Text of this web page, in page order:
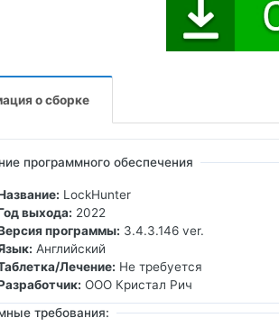
о сборке
программного обеспечения
LockHunter
выхода: 2022
программы: 3.4.3.146 ver.
Английский
Лечение: Не требуется
ООО Кристал Рич
требования: